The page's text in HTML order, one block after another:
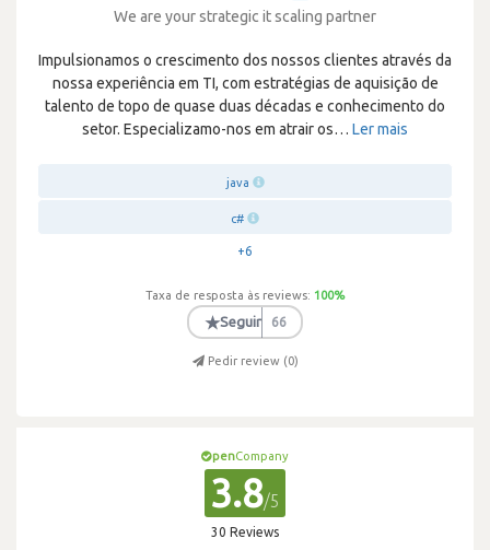
We are your strategic it scaling partner
Impulsionamos o crescimento dos nossos clientes através da
nossa experiência em TI, com estratégias de aquisição de
talento de topo de quase duas décadas e conhecimento do
setor. Especializamo-nos em atrair os… Ler mais
java
c#
+6
Taxa de resposta às reviews: 100%
★Seguir 66
Pedir review (0)
penCompany
3.8/5
30 Reviews